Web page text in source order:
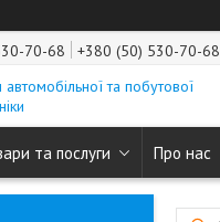
70-68 +380 (50) 530-70-68
автомобільної та побутової
та послуги Про нас